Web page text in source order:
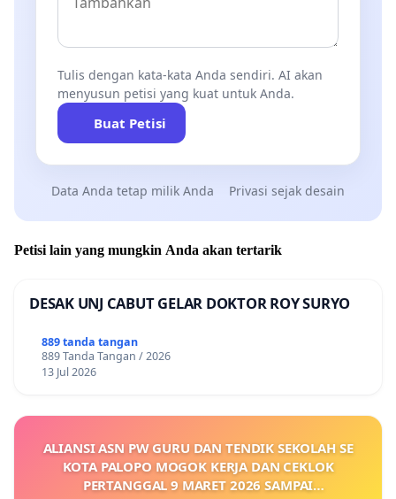
Tulis dengan kata-kata Anda sendiri. AI akan
menyusun petisi yang kuat untuk Anda.
Buat Petisi
Data Anda tetap milik Anda Privasi sejak desain
Petisi lain yang mungkin Anda akan tertarik
DESAK UNJ CABUT GELAR DOKTOR ROY SURYO
889 tanda tangan
889 Tanda Tangan / 2026
13 Jul 2026
ALIANSI ASN PW GURU DAN TENDIK SEKOLAH SE
KOTA PALOPO MOGOK KERJA DAN CEKLOK
PERTANGGAL 9 MARET 2026 SAMPAI